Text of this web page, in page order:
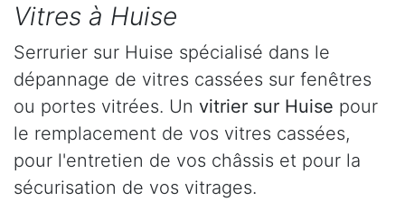
Vitres à Huise
Serrurier sur Huise spécialisé dans le
dépannage de vitres cassées sur fenêtres
ou portes vitrées. Un vitrier sur Huise pour
le remplacement de vos vitres cassées,
pour l'entretien de vos châssis et pour la
sécurisation de vos vitrages.